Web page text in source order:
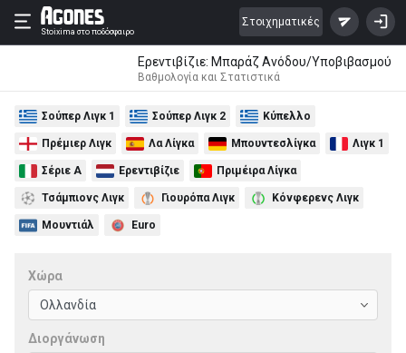
Stoixima στο ποδόσφαιρο
Στοιχηματικές
Ερεντιβίζιε: Μπαράζ Ανόδου/Υποβιβασμού
Βαθμολογία και Στατιστικά
Σούπερ Λιγκ 1 Σούπερ Λιγκ 2 Κύπελλο
Πρέμιερ Λιγκ Λα Λίγκα Μπουντεσλίγκα Λιγκ 1
Σέριε Α Ερεντιβίζιε Πριμέιρα Λίγκα
Τσάμπιονς Λιγκ Γιουρόπα Λιγκ Κόνφερενς Λιγκ
Μουντιάλ Euro
Χώρα
Διοργάνωση